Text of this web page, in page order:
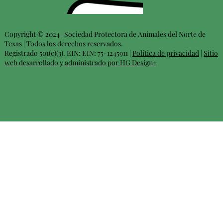
Copyright © 2024 | Sociedad Protectora de Animales del Norte de
Texas | Todos los derechos reservados.
Registrado 501(c)(3). EIN: EIN: 75-1245911 | Política de privacidad| Sitio
web desarrollado y administrado por HG Design+